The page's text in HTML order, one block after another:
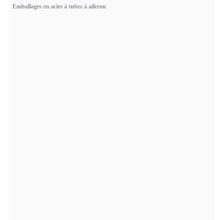
Emballages en acier à tubes à aileron